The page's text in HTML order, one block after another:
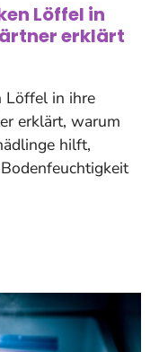
Löffel in
erklärt
Löffel in ihre
erklärt, warum
hilft,